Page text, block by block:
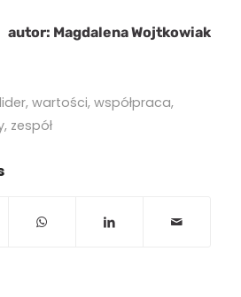
autor: Magdalena Wojtkowiak
lider, wartości, współpraca,
, zespół